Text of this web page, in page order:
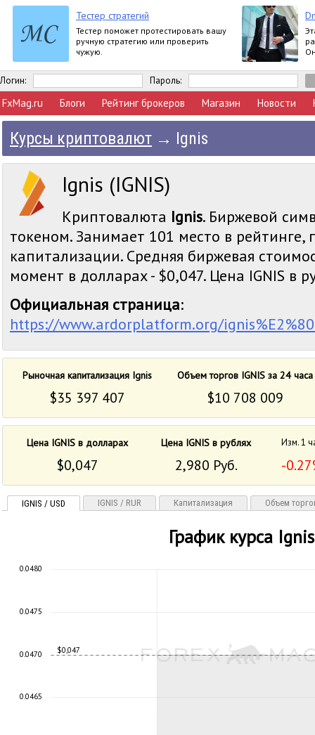
Тестер стратегий
Тестер поможет протестировать вашу
ручную стратегию или проверить
чужую.
Логин: Пароль:
FxMag.ru Блоги Рейтинг брокеров Магазин Новости
Курсы криптовалют → Ignis
Ignis (IGNIS)
Криптовалюта Ignis. Биржевой
токеном. Занимает 101 место в
капитализации. Средняя биржевая
момент в долларах - $0,047. Цена IGNIS в
Официальная страница:
https://www.ardorplatform.org/
Рыночная капитализация Ignis Объем торгов IGNIS за 24 часа
$35 397 407 $10 708 009
Цена IGNIS в долларах Цена IGNIS в рублях Изм. 1
$0,047 2,980 Руб. -
IGNIS / USD IGNIS / RUR Капитализация Объем
График курса Ignis
$0,047
0.0465
0.0470
0.0475
0.0480